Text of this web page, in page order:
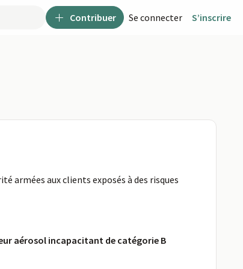
Contribuer Se connecter S’inscrire
armées aux clients exposés à des risques
aérosol incapacitant de catégorie B